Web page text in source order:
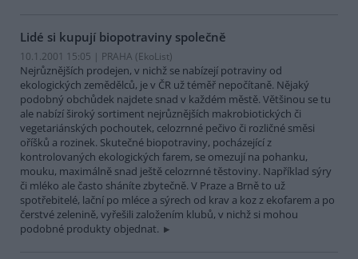
Lidé si kupují biopotraviny společně
10.1.2001 15:05 | PRAHA (EkoList)
Nejrůznějších prodejen, v nichž se nabízejí potraviny od
ekologických zemědělců, je v ČR už téměř nepočítaně. Nějaký
podobný obchůdek najdete snad v každém městě. Většinou se tu
ale nabízí široký sortiment nejrůznějších makrobiotických či
vegetariánských pochoutek, celozrnné pečivo či rozličné směsi
oříšků a rozinek. Skutečné biopotraviny, pocházející z
kontrolovaných ekologických farem, se omezují na pohanku,
mouku, maximálně snad ještě celozrnné těstoviny. Například sýry
či mléko ale často sháníte zbytečně. V Praze a Brně to už
spotřebitelé, lační po mléce a sýrech od krav a koz z ekofarem a po
čerstvé zelenině, vyřešili založením klubů, v nichž si mohou
podobné produkty objednat.